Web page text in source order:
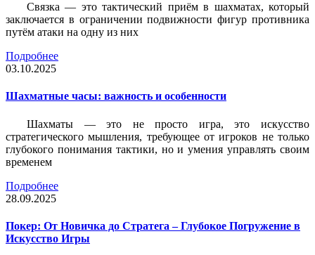
Связка — это тактический приём в шахматах, который
заключается в ограничении подвижности фигур противника
путём атаки на одну из них
Подробнее
03.10.2025
Шахматные часы: важность и особенности
Шахматы — это не просто игра, это искусство
стратегического мышления, требующее от игроков не только
глубокого понимания тактики, но и умения управлять своим
временем
Подробнее
28.09.2025
Покер: От Новичка до Стратега – Глубокое Погружение в
Искусство Игры